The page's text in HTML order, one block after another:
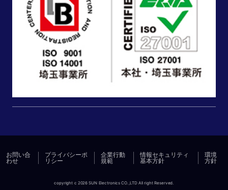
お問い合
わせ
プライバシーポ
リシー
企業行動
規範
情報セキュリティ
基本方針
環境
方針
copyright c 2026 SUN Electronics CO.,LTD All right Reserved.